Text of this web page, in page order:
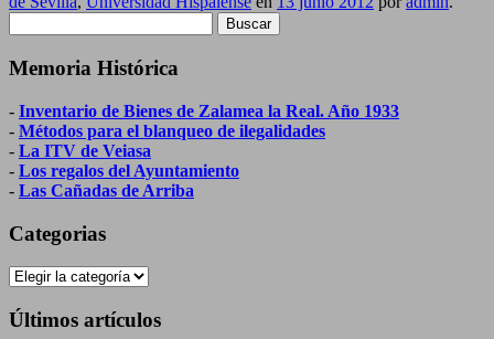
Memoria Histórica
- Inventario de Bienes de Zalamea la Real. Año 1933
- Métodos para el blanqueo de ilegalidades
- La ITV de Veiasa
- Los regalos del Ayuntamiento
- Las Cañadas de Arriba
Categorias
Categorias
Últimos artículos